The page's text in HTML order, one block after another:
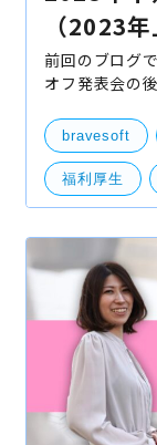
（2023
前回のブログ
オフ発表会の
2023年下期キ
ち
bravesoft
福利厚生